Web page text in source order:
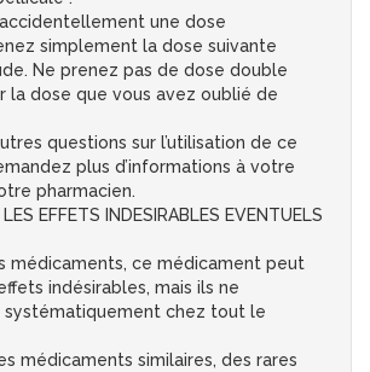
une dose
simplement la dose suivante
Ne prenez pas de dose double
la dose que vous avez oublié de
questions sur l’utilisation de ce
plus d’informations à votre
pharmacien.
EFFETS INDESIRABLES EVENTUELS
médicaments, ce médicament peut
indésirables, mais ils ne
systématiquement chez tout le
médicaments similaires, des rares